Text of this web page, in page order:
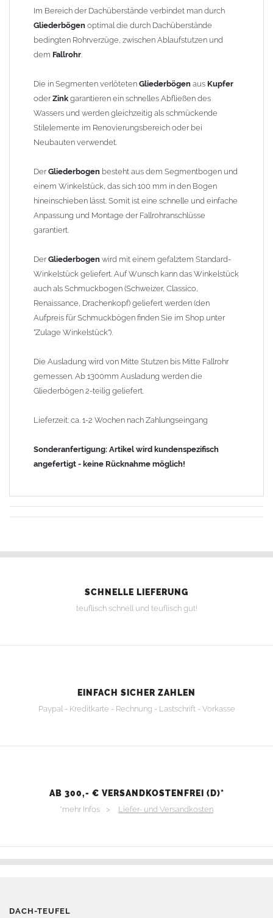
finden Sie im Shop unter "Zulage Winkelstück").
Die Ausladung wird von Mitte Stutzen bis Mitte Fallrohr
gemessen. Ab 1300mm Ausladung werden die Gliederbögen 2-
Lieferzeit: ca. 1-2 Wochen nach Zahlungseingang
Sonderanfertigung: Artikel wird kundenspezifisch angefertigt -
keine Rücknahme möglich!
Im Bereich der Dachüberstände verbindet man durch
Gliederbögen optimal die durch Dachüberstände
bedingten Rohrverzüge, zwischen Ablaufstutzen und
dem Fallrohr.
Die in Segmenten verlöteten Gliederbögen aus Kupfer
oderZink garantieren ein schnelles Abfließen des
Wassers und werden gleichzeitig als schmückende
Stilelemente im Renovierungsbereich oder bei
Neubauten verwendet.
DerGliederbogen besteht aus dem Segmentbogen und
einem Winkelstück, das sich 100 mm in den Bogen
hineinschieben lässt. Somit ist eine schnelle und einfache
Anpassung und Montage der Fallrohranschlüsse
garantiert.
DerGliederbogen wird mit einem gefalztem Standard-
Winkelstück geliefert. Auf Wunsch kann das Winkelstück
auch als Schmuckbogen (Schweizer, Classico,
Renaissance, Drachenkopf) geliefert werden (den
Aufpreis für Schmuckbögen finden Sie im Shop unter
"Zulage Winkelstück").
Die Ausladung wird von Mitte Stutzen bis Mitte Fallrohr
gemessen. Ab 1300mm Ausladung werden die
Gliederbögen 2-teilig geliefert.
Lieferzeit: ca. 1-2 Wochen nach Zahlungseingang
Sonderanfertigung: Artikel wird kundenspezifisch
angefertigt - keine Rücknahme möglich!
SCHNELLE LIEFERUNG
teuflisch schnell und teuflisch gut!
EINFACH SICHER ZAHLEN
Paypal - Kreditkarte - Rechnung - Lastschrift - Vorkasse
AB 300,- € VERSANDKOSTENFREI (D)*
*mehr Infos > Liefer- und Versandkosten
DACH-TEUFEL